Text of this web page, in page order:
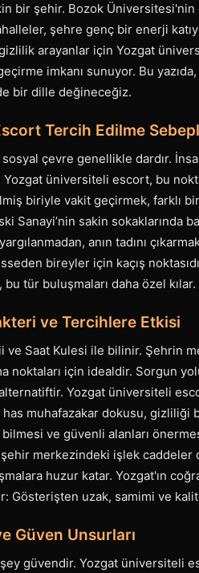
bir şehir. Bozok
şehre genç bir enerji
arayanlar için Yozgat
imkanı sunuyor. Bu
bir dille değineceğiz.
Tercih Edilme
çevre genellikle dardır.
Yozgat üniversiteli escort, bu
biriyle vakit geçirmek, farklı
Sanayi’nin sakin sokaklarında
anın tadını
bireyler için kaçış
bu tür buluşmaları daha özel kılar.
ve Tercihlere Etkisi
ve Saat Kulesi ile bilinir. Şehrin
noktaları için idealdir. Sorgun
Yozgat üniversiteli
has muhafazakar dokusu,
ve güvenli alanları
merkezindeki işlek caddeler
huzur katar. Yozgat'ın
Gösterişten uzak, samimi ve
Güven Unsurları
güvendir. Yozgat üniversiteli